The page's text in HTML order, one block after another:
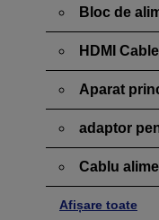
Bloc de
HDMI
Aparat
adaptor
Cablu
Afișare toate